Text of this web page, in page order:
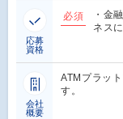
応募
資格
必須
・金
ネス
会社
概要
ATMプラッ
す。